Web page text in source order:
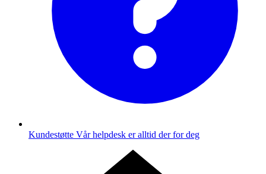
Kundestøtte Vår helpdesk er alltid der for deg